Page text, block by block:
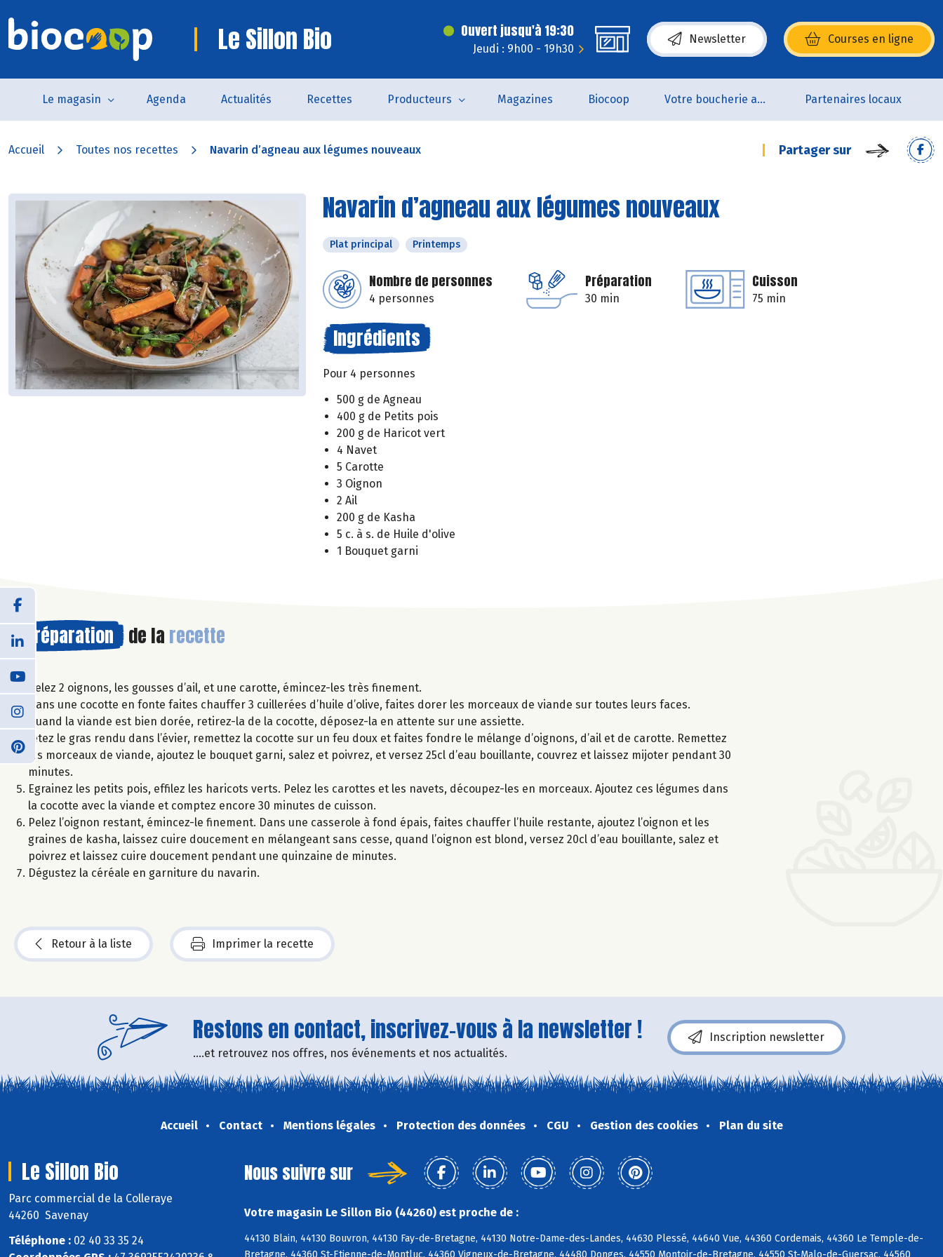
Le Sillon Bio Ouvert jusqu'à 19:30
Jeudi : 9h00 - 19h30
Newsletter Courses en ligne
(s’ouvre dans une nouvelle fenêtre)
Le magasin Agenda Actualités Recettes Producteurs Magazines Biocoop Votre boucherie artisanale 100% bio et Origine France Partenaires locaux
Accueil Toutes nos recettes Navarin d’agneau aux légumes nouveaux Partager sur
Navarin d’agneau aux légumes nouveaux
Plat principal Printemps
Nombre de personnes
4 personnes
Préparation
30 min
Cuisson
75 min
Ingrédients
Pour 4 personnes
500 g de Agneau
400 g de Petits pois
200 g de Haricot vert
4 Navet
5 Carotte
3 Oignon
2 Ail
200 g de Kasha
5 c. à s. de Huile d'olive
1 Bouquet garni
Préparation de la recette
Pelez 2 oignons, les gousses d’ail, et une carotte, émincez-les très finement.
Dans une cocotte en fonte faites chauffer 3 cuillerées d’huile d’olive, faites dorer les morceaux de viande sur toutes leurs faces.
Quand la viande est bien dorée, retirez-la de la cocotte, déposez-la en attente sur une assiette.
Jetez le gras rendu dans l’évier, remettez la cocotte sur un feu doux et faites fondre le mélange d’oignons, d’ail et de carotte. Remettez
les morceaux de viande, ajoutez le bouquet garni, salez et poivrez, et versez 25cl d’eau bouillante, couvrez et laissez mijoter pendant 30
minutes.
Egrainez les petits pois, effilez les haricots verts. Pelez les carottes et les navets, découpez-les en morceaux. Ajoutez ces légumes dans
la cocotte avec la viande et comptez encore 30 minutes de cuisson.
Pelez l’oignon restant, émincez-le finement. Dans une casserole à fond épais, faites chauffer l’huile restante, ajoutez l’oignon et les
graines de kasha, laissez cuire doucement en mélangeant sans cesse, quand l’oignon est blond, versez 20cl d’eau bouillante, salez et
poivrez et laissez cuire doucement pendant une quinzaine de minutes.
Dégustez la céréale en garniture du navarin.
Retour à la liste Imprimer la recette
Restons en contact, inscrivez-vous à la newsletter !
....et retrouvez nos offres, nos événements et nos actualités.
Inscription newsletter
Accueil Contact Mentions légales Protection des données CGU Gestion des cookies Plan du site
Le Sillon Bio
Parc commercial de la Colleraye
44260 Savenay
Téléphone : 02 40 33 35 24
Nous suivre sur
Votre magasin Le Sillon Bio (44260) est proche de :
44130 Blain, 44130 Bouvron, 44130 Fay-de-Bretagne, 44130 Notre-Dame-des-Landes, 44630 Plessé, 44640 Vue, 44360 Cordemais, 44360 Le Temple-de-
Bretagne, 44360 St-Etienne-de-Montluc, 44360 Vigneux-de-Bretagne, 44480 Donges, 44550 Montoir-de-Bretagne, 44550 St-Malo-de-Guersac, 44560